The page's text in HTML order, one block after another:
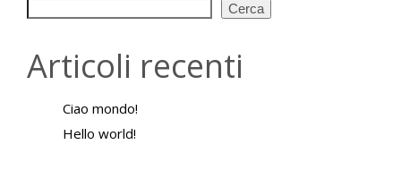
Cerca
Articoli recenti
Ciao mondo!
Hello world!